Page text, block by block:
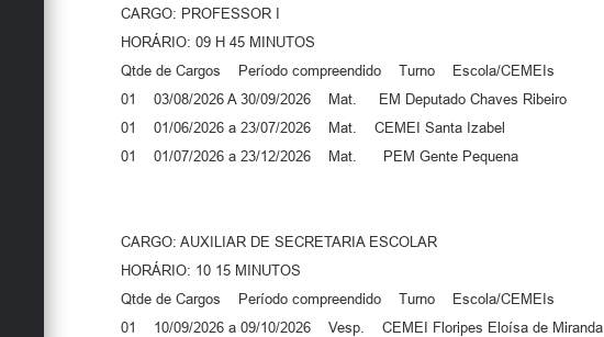
CARGO: PROFESSOR I
HORÁRIO: 09 H 45 MINUTOS
Qtde de Cargos Período compreendido Turno Escola/CEMEIs
01 03/08/2026 A 30/09/2026 Mat. EM Deputado Chaves Ribeiro
01 01/06/2026 a 23/07/2026 Mat. CEMEI Santa Izabel
01 01/07/2026 a 23/12/2026 Mat. PEM Gente Pequena
CARGO: AUXILIAR DE SECRETARIA ESCOLAR
HORÁRIO: 10 15 MINUTOS
Qtde de Cargos Período compreendido Turno Escola/CEMEIs
01 10/09/2026 a 09/10/2026 Vesp. CEMEI Floripes Eloísa de Miranda